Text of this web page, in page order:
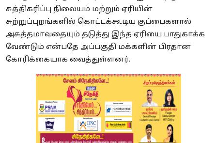
சுத்திகரிப்பு நிலையம் மற்றும் ஏரியின்
சுற்றுப்புறங்களில் கொட்டக்கூடிய குப்பைகளால்
அசுத்தமாவதையும் தடுத்து இந்த ஏரியை பாதுகாக்க
வேண்டும் என்பதே அப்பகுதி மக்களின் பிரதான
கோரிக்கையாக வைத்துள்ளனர்.